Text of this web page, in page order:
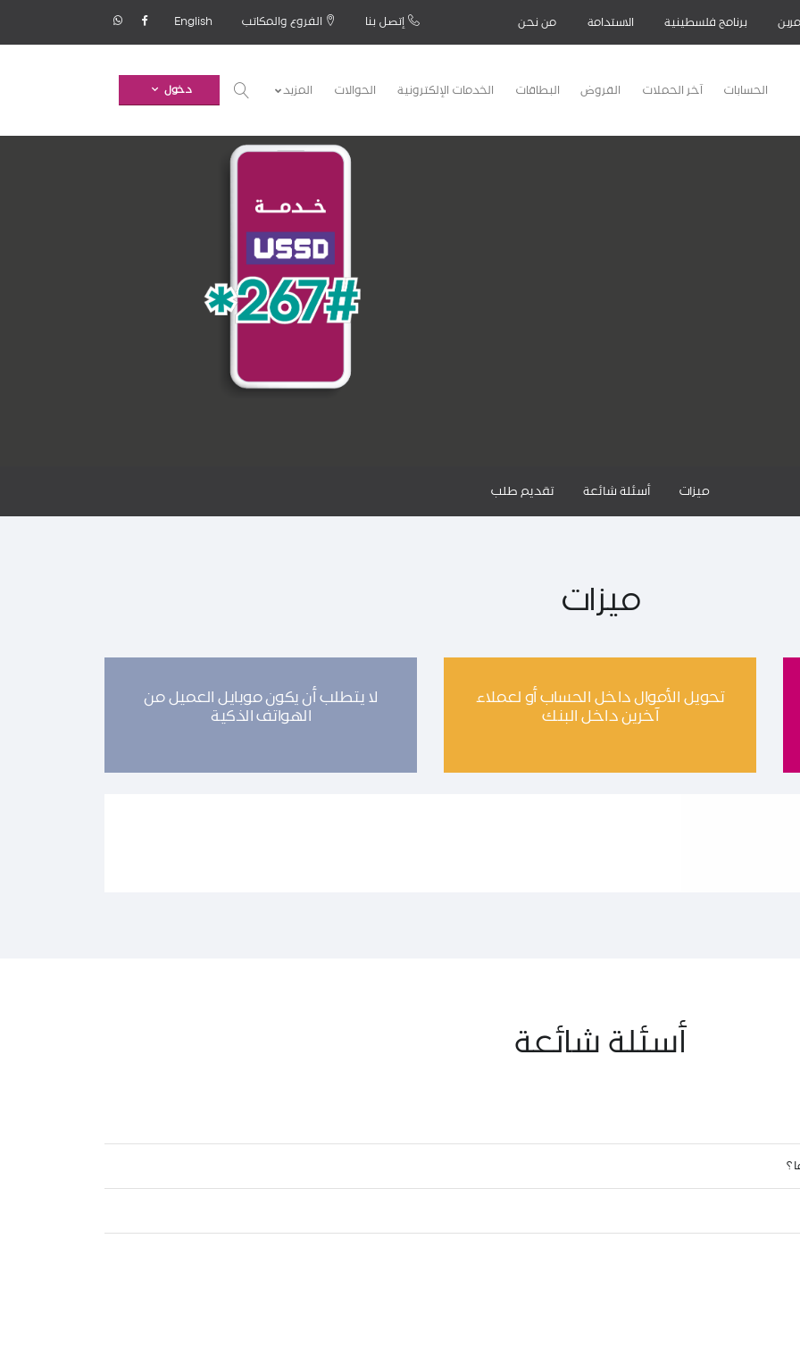
برنامج فلسطينية الاستدامة من نحن إتصل بنا الفروع والمكاتب English
الحسابات آخر الحملات القروض البطاقات الخدمات الإلكترونية الحوالات المزيد دخول
ميزات أسئلة شائعة تقديم طلب
ميزات
تحويل الأموال داخل الحساب أو لعملاء
آخرين داخل البنك
لا يتطلب أن يكون موبايل العميل من
الهواتف الذكية
أسئلة شائعة
؟